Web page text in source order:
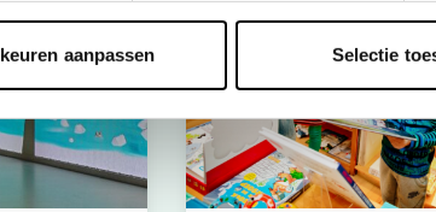
aanpassen Selectie